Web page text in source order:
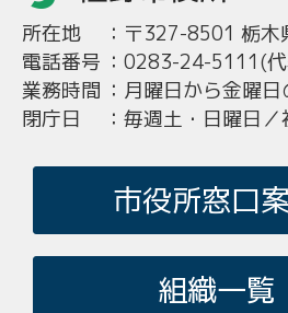
所在地 ： 〒327-8501 栃木
電話番号 ： 0283-24-5111(
業務時間 ： 月曜日から金曜
閉庁日
： 毎週土・日曜日
市役所窓口
組織一覧